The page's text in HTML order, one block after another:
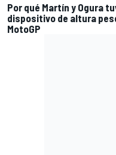
Por qué Martín y Ogura
dispositivo de altura
MotoGP